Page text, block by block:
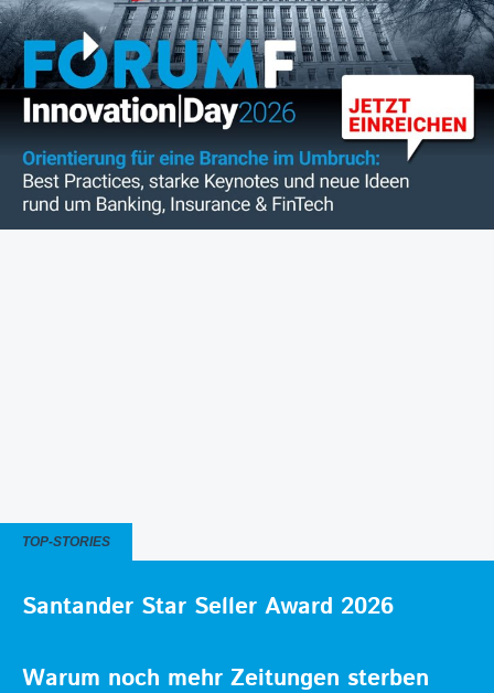
TOP-STORIES
Santander Star Seller Award 2026
Warum noch mehr Zeitungen sterben